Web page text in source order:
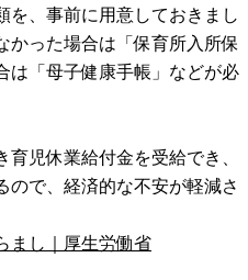
を、事前に用意しておきまし
かった場合は「保育所入所保
は「母子健康手帳」などが必
児休業給付金を受給でき、
ので、経済的な不安が軽減さ
まし｜厚生労働省